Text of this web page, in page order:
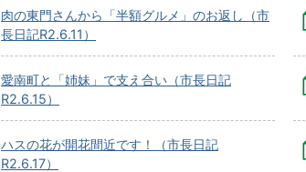
肉の東門さんから「半額グルメ」のお返し（市
長日記R2.6.11）
愛南町と「姉妹」で支え合い（市長日記
R2.6.15）
ハスの花が開花間近です！（市長日記
R2.6.17）